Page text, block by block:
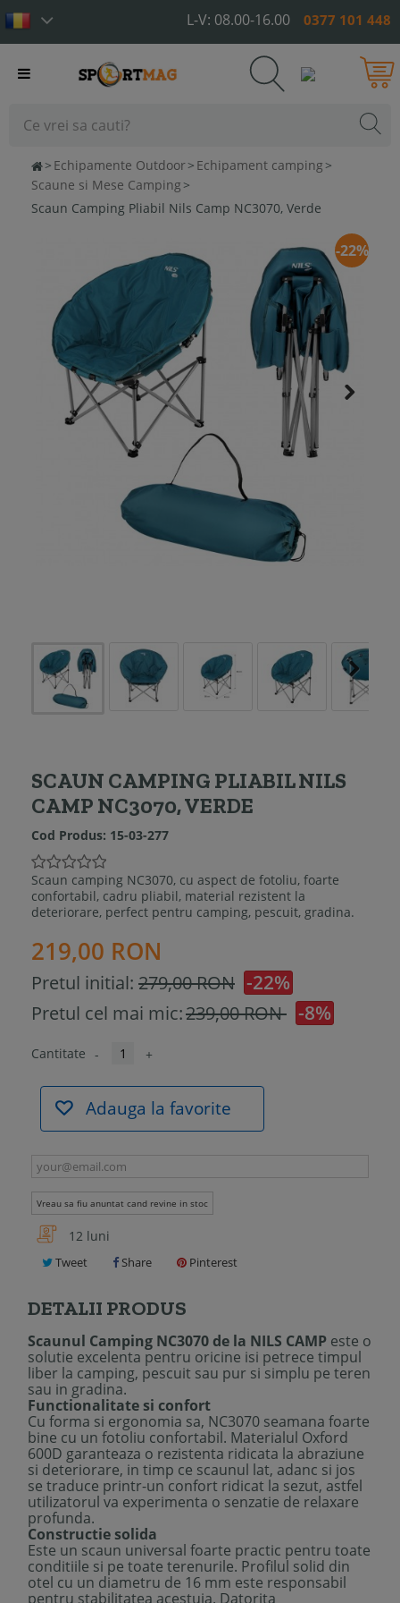
L-V: 08.00-16.00 0377 101 448
Toggle
> Echipamente Outdoor> Echipament camping >
Scaune si Mese Camping >
Scaun Camping Pliabil Nils Camp NC3070, Verde
-22%
SCAUN CAMPING PLIABIL NILS
CAMP NC3070, VERDE
Cod Produs: 15-03-277
Scaun camping NC3070, cu aspect de fotoliu, foarte
confortabil, cadru pliabil, material rezistent la
deteriorare, perfect pentru camping, pescuit, gradina.
219,00 RON
Pretul initial: 279,00 RON -22%
Pretul cel mai mic:239,00 RON -8%
Cantitate - +
Adauga la favorite
Vreau sa fiu anuntat cand revine in stoc
12 luni
Tweet Share Pinterest
DETALII PRODUS
Scaunul Camping NC3070 de la NILS CAMP este o
solutie excelenta pentru oricine isi petrece timpul
liber la camping, pescuit sau pur si simplu pe teren
sau in gradina.
Functionalitate si confort
Cu forma si ergonomia sa, NC3070 seamana foarte
bine cu un fotoliu confortabil. Materialul Oxford
600D garanteaza o rezistenta ridicata la abraziune
si deteriorare, in timp ce scaunul lat, adanc si jos
se traduce printr-un confort ridicat la sezut, astfel
utilizatorul va experimenta o senzatie de relaxare
profunda.
Constructie solida
Este un scaun universal foarte practic pentru toate
conditiile si pe toate terenurile. Profilul solid din
otel cu un diametru de 16 mm este responsabil
pentru stabilitatea acestuia. Datorita